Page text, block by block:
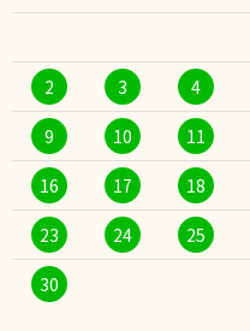
2 3 4
9 10 11
16 17 18
23 24 25
30